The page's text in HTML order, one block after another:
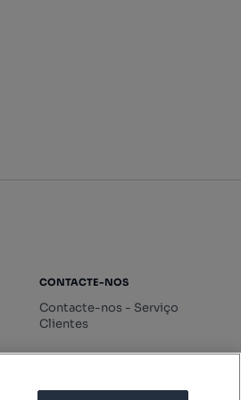
CONTACTE-NOS
Contacte-nos - Serviço
Clientes